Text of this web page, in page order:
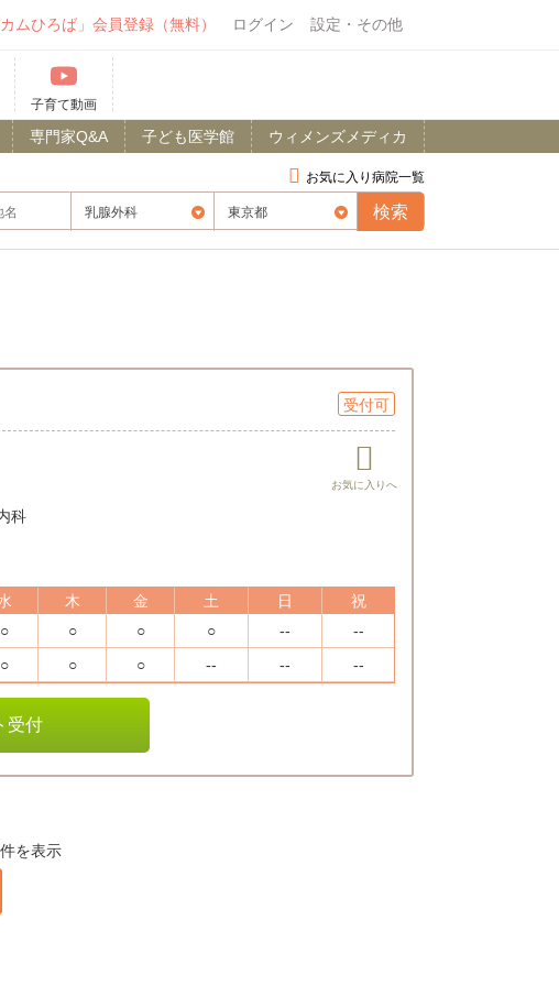
カムひろば」会員登録（無料） ログイン 設定・その他
子育て動画
ウィメンズメディカ
子ども医学館
専門家Q&A
お気に入り病院一覧
受付可
科
木 金 土 日
祝
○ ○ ○ ○ --
--
○ ○ ○ -- -- --
受付
を表示